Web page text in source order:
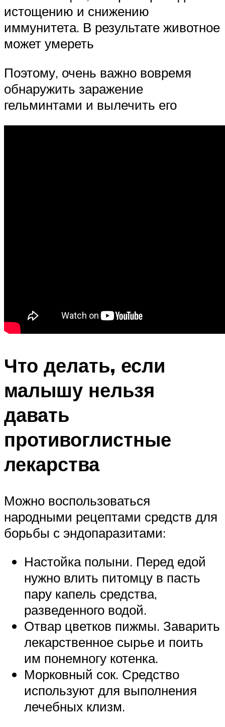
истощению и снижению
иммунитета. В результате животное
может умереть
Поэтому, очень важно вовремя
обнаружить заражение
гельминтами и вылечить его
Что делать, если
малышу нельзя
давать
противоглистные
лекарства
Можно воспользоваться
народными рецептами средств для
борьбы с эндопаразитами:
Настойка полыни. Перед едой
нужно влить питомцу в пасть
пару капель средства,
разведенного водой.
Отвар цветков пижмы. Заварить
лекарственное сырье и поить
им понемногу котенка.
Морковный сок. Средство
используют для выполнения
лечебных клизм.